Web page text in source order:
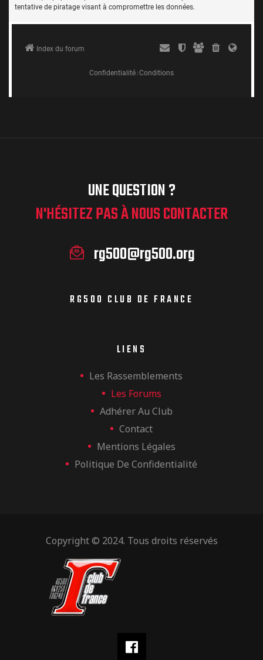
UNE QUESTION ?
N'HÉSITEZ PAS À NOUS CONTACTER
rg500@rg500.org
RG500 CLUB DE FRANCE
LIENS
Les Rassemblements
Les Forums
Adhérer Au Club
Contact
Mentions Légales
Politique De Confidentialité
Copyright © 2024. Tous droits réservés